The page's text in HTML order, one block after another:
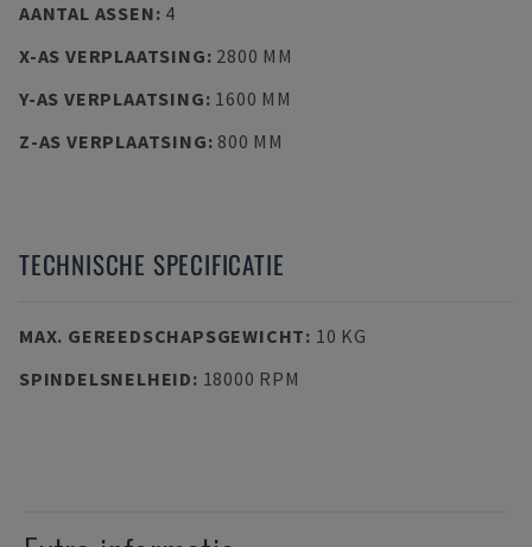
AANTAL ASSEN: 4
X-AS VERPLAATSING: 2800 MM
Y-AS VERPLAATSING: 1600 MM
Z-AS VERPLAATSING: 800 MM
TECHNISCHE SPECIFICATIE
MAX. GEREEDSCHAPSGEWICHT: 10 KG
SPINDELSNELHEID: 18000 RPM